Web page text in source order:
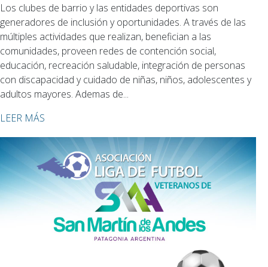
Los clubes de barrio y las entidades deportivas son
generadores de inclusión y oportunidades. A través de las
múltiples actividades que realizan, benefician a las
comunidades, proveen redes de contención social,
educación, recreación saludable, integración de personas
con discapacidad y cuidado de niñas, niños, adolescentes y
adultos mayores. Ademas de...
LEER MÁS